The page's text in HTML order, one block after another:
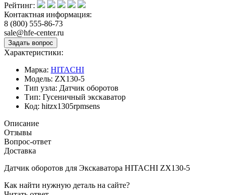
Рейтинг:
Контактная информация:
8 (800) 555-86-73
sale@hfe-center.ru
Характеристики:
Марка: HITACHI
Модель: ZX130-5
Тип узла: Датчик оборотов
Тип: Гусеничный экскаватор
Код: hitzx1305rpmsens
Описание
Отзывы
Вопрос-ответ
Доставка
Датчик оборотов для Экскаватора HITACHI ZX130-5
Как найти нужную деталь на сайте?